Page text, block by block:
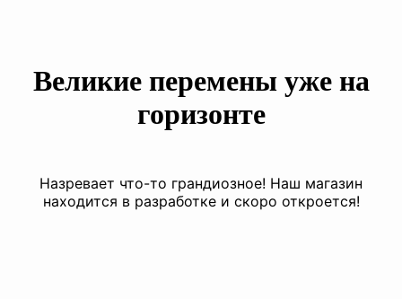
Великие перемены уже на
горизонте
Назревает что-то грандиозное! Наш магазин
находится в разработке и скоро откроется!